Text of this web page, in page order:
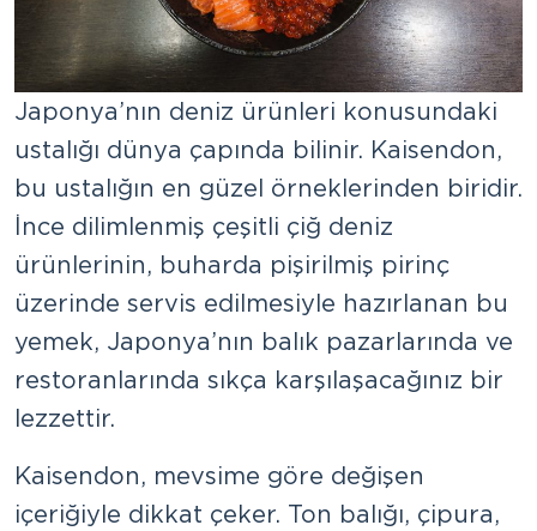
Japonya’nın deniz ürünleri konusundaki
ustalığı dünya çapında bilinir. Kaisendon,
bu ustalığın en güzel örneklerinden biridir.
İnce dilimlenmiş çeşitli çiğ deniz
ürünlerinin, buharda pişirilmiş pirinç
üzerinde servis edilmesiyle hazırlanan bu
yemek, Japonya’nın balık pazarlarında ve
restoranlarında sıkça karşılaşacağınız bir
lezzettir.
Kaisendon, mevsime göre değişen
içeriğiyle dikkat çeker. Ton balığı, çipura,